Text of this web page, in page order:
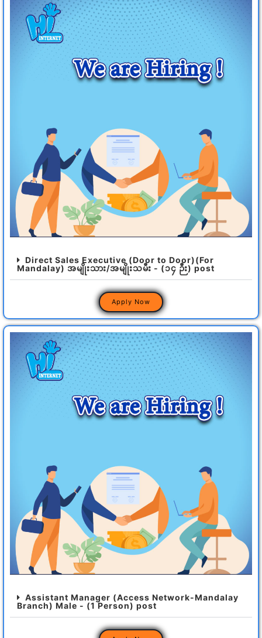
Direct Sales Executive (Door to Door)(For
Mandalay) အမျိုးသား/အမျိုးသမီး - (၁၄ ဉီး) post
Apply Now
Assistant Manager (Access Network-Mandalay
Branch) Male - (1 Person) post